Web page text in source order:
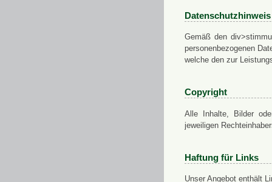
Datenschutzhinweis
Gemäß den
personenbezogenen
welche den zur
Copyright
Alle Inhalte, Bilder
jeweiligen
Haftung für Links
Unser Angebot enthält